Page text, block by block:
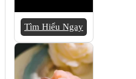
Tìm Hiểu Ngay